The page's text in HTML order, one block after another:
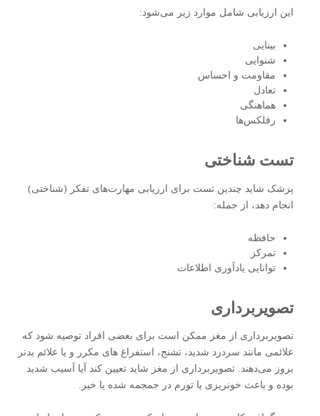
این ارزیابی شامل موارد زیر می‌شود:
بینایی
شنوایی
مقاومت و احساس
تعادل
هماهنگی
رفلکس‌ها
تست شناختی
پزشک شاید چندین تست برای ارزیابی مهارت‌های تفکر (شناختی)
انجام دهد، از جمله:
حافظه
تمرکز
توانایی یادآوری اطلاعات
تصویربرداری
تصویربرداری از مغز ممکن است برای بعضی افراد توصیه شود که
علائمی مانند سردرد شدید، تشنج، استفراغ های مکرر و یا علائم بدتر
بروز می‌دهند. تصویربرداری از مغز شاید تعیین کند آیا آسیب شدید
بوده و باعث خونریزی یا تورم در جمجمه شده یا خیر.